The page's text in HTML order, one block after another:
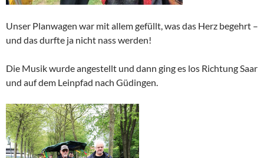
Unser Planwagen war mit allem gefüllt, was das Herz begehrt –
und das durfte ja nicht nass werden!
Die Musik wurde angestellt und dann ging es los Richtung Saar
und auf dem Leinpfad nach Güdingen.